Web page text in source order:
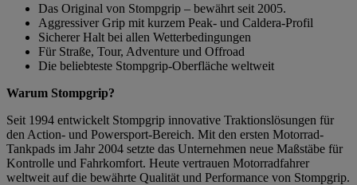
Das Original von Stompgrip – bewährt seit 2005.
Aggressiver Grip mit kurzem Peak- und Caldera-Profil
Sicherer Halt bei allen Wetterbedingungen
Für Straße, Tour, Adventure und Offroad
Die beliebteste Stompgrip-Oberfläche weltweit
Warum Stompgrip?
Seit 1994 entwickelt Stompgrip innovative Traktionslösungen für
den Action- und Powersport-Bereich. Mit den ersten Motorrad-
Tankpads im Jahr 2004 setzte das Unternehmen neue Maßstäbe für
Kontrolle und Fahrkomfort. Heute vertrauen Motorradfahrer
weltweit auf die bewährte Qualität und Performance von Stompgrip.